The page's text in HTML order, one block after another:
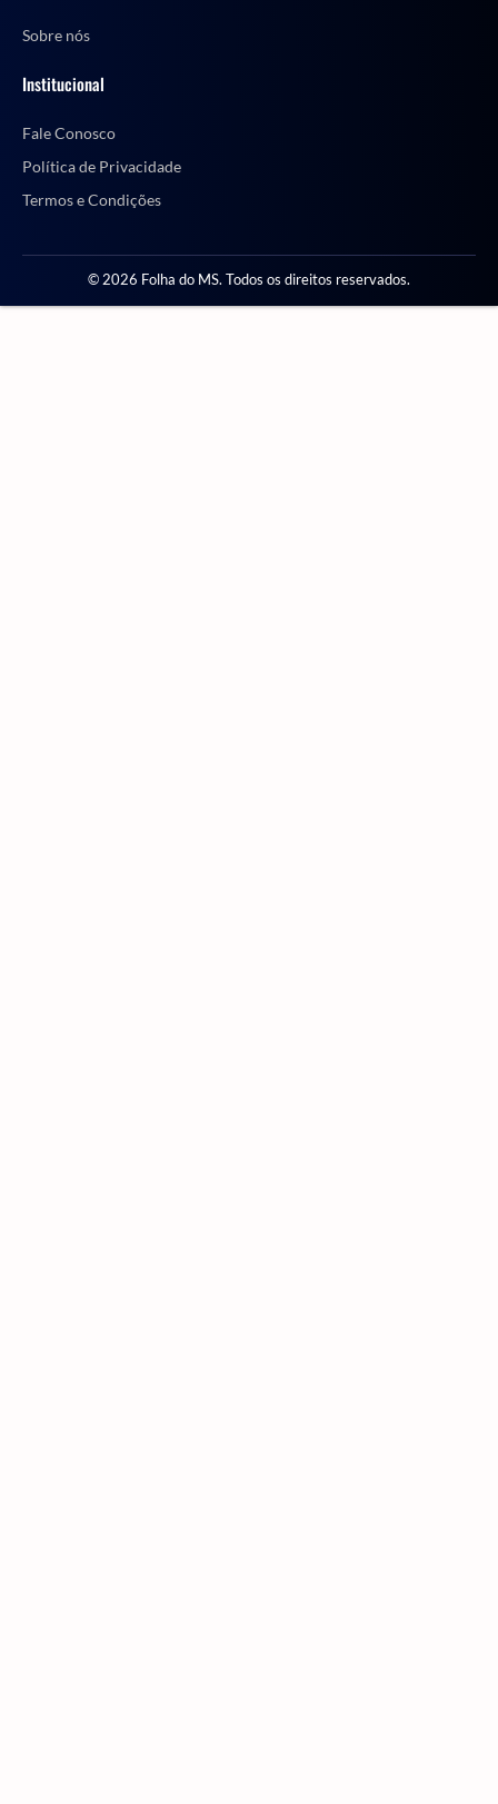
Sobre nós
Institucional
Fale Conosco
Política de Privacidade
Termos e Condições
© 2026 Folha do MS. Todos os direitos reservados.